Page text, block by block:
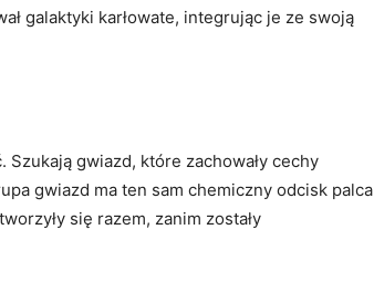
galaktyki karłowate, integrując je ze swoją
gwiazd, które zachowały cechy
gwiazd ma ten sam chemiczny odcisk palca
się razem, zanim zostały